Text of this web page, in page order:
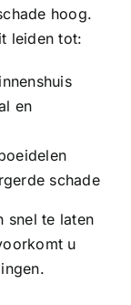
hoog.
leiden tot:
en
schade
snel te laten
u